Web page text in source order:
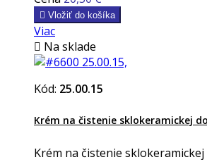
 Vložiť do košíka
Viac
 Na sklade
Kód: 25.00.15
Krém na čistenie sklokeramickej
Krém na čistenie